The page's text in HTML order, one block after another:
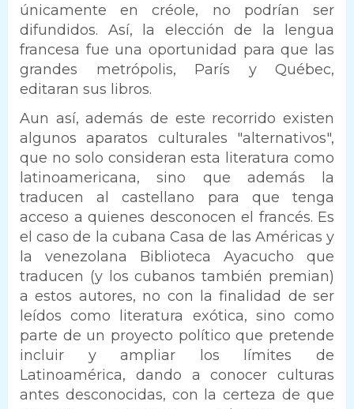
únicamente en créole, no podrían ser
difundidos. Así, la elección de la lengua
francesa fue una oportunidad para que las
grandes metrópolis, París y Québec,
editaran sus libros.
Aun así, además de este recorrido existen
algunos aparatos culturales "alternativos",
que no solo consideran esta literatura como
latinoamericana, sino que además la
traducen al castellano para que tenga
acceso a quienes desconocen el francés. Es
el caso de la cubana Casa de las Américas y
la venezolana Biblioteca Ayacucho que
traducen (y los cubanos también premian)
a estos autores, no con la finalidad de ser
leídos como literatura exótica, sino como
parte de un proyecto político que pretende
incluir y ampliar los límites de
Latinoamérica, dando a conocer culturas
antes desconocidas, con la certeza de que